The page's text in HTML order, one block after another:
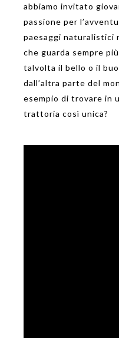
abbiamo invitato
passione per
paesaggi naturalistici
che guarda sempre
talvolta il bello o il
dall’altra parte del
esempio di trovare in
trattoria così unica?